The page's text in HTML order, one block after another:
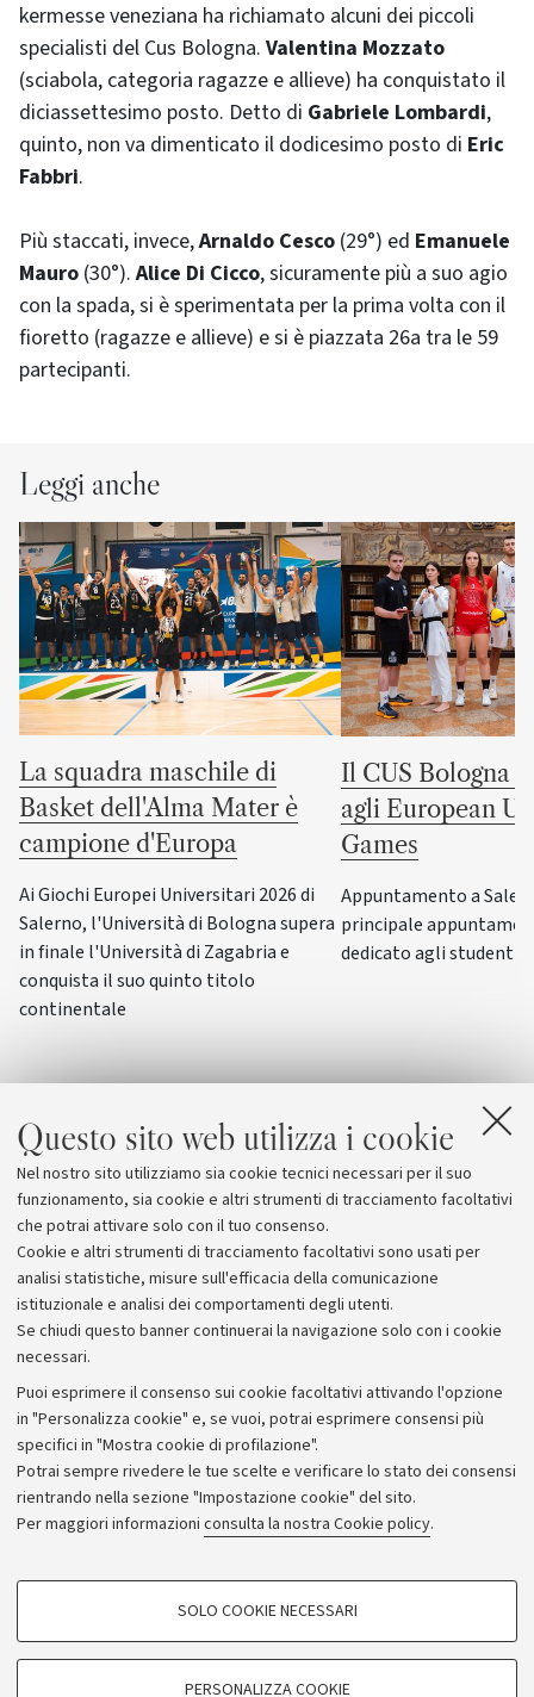
Questo sito web utilizza i cookie
Nel nostro sito utilizziamo sia cookie tecnici necessari per il suo
funzionamento, sia cookie e altri strumenti di tracciamento facoltativi
che potrai attivare solo con il tuo consenso.
Cookie e altri strumenti di tracciamento facoltativi sono usati per
analisi statistiche, misure sull'efficacia della comunicazione
istituzionale e analisi dei comportamenti degli utenti.
Se chiudi questo banner continuerai la navigazione solo con i cookie
necessari.
Puoi esprimere il consenso sui cookie facoltativi attivando l'opzione
in "Personalizza cookie" e, se vuoi, potrai esprimere consensi più
specifici in "Mostra cookie di profilazione".
Potrai sempre rivedere le tue scelte e verificare lo stato dei consensi
rientrando nella sezione "Impostazione cookie" del sito.
Per maggiori informazioni consulta la nostra Cookie policy.
COOKIE DI PROFILAZIONE - FACOLTATIVI
SOLO COOKIE NECESSARI
PERSONALIZZA COOKIE
kermesse veneziana ha richiamato alcuni dei piccoli
specialisti del Cus Bologna. Valentina Mozzato
(sciabola, categoria ragazze e allieve) ha conquistato il
diciassettesimo posto. Detto di Gabriele Lombardi,
quinto, non va dimenticato il dodicesimo posto di Eric
Fabbri.
Più staccati, invece,Arnaldo Cesco (29°) ed Emanuele
Mauro (30°).Alice Di Cicco, sicuramente più a suo agio
con la spada, si è sperimentata per la prima volta con il
fioretto (ragazze e allieve) e si è piazzata 26a tra le 59
partecipanti.
Leggi anche
La squadra maschile di
Basket dell'Alma Mater è
campione d'Europa
Ai Giochi Europei Universitari 2026 di
Salerno, l'Università di Bologna supera
in finale l'Università di Zagabria e
conquista il suo quinto titolo
continentale
Il CUS Bologna
agli European
Games
Appuntamento a
principale
dedicato agli
Archivio
Comunicati stampa
Redazione
Rassegna stampa